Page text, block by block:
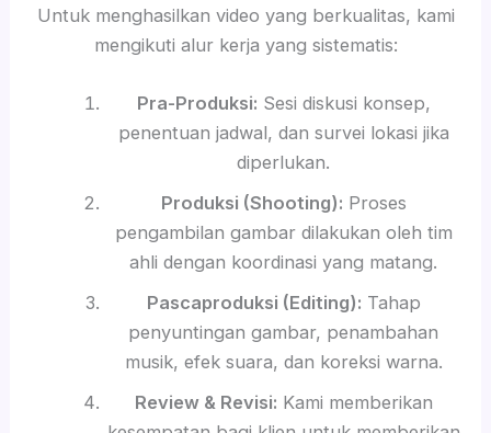
Untuk menghasilkan video yang berkualitas, kami
mengikuti alur kerja yang sistematis:
Pra-Produksi: Sesi diskusi konsep,
penentuan jadwal, dan survei lokasi jika
diperlukan.
Produksi (Shooting): Proses
pengambilan gambar dilakukan oleh tim
ahli dengan koordinasi yang matang.
Pascaproduksi (Editing): Tahap
penyuntingan gambar, penambahan
musik, efek suara, dan koreksi warna.
Review & Revisi: Kami memberikan